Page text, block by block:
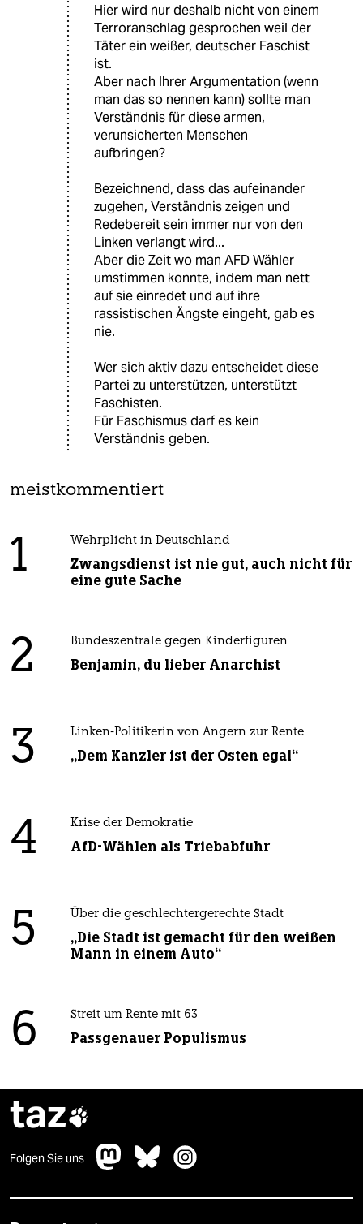
Hier wird nur deshalb nicht von einem
Terroranschlag gesprochen weil der
Täter ein weißer, deutscher Faschist
ist.
Aber nach Ihrer Argumentation (wenn
man das so nennen kann) sollte man
Verständnis für diese armen,
verunsicherten Menschen
aufbringen?
Bezeichnend, dass das aufeinander
zugehen, Verständnis zeigen und
Redebereit sein immer nur von den
Linken verlangt wird...
Aber die Zeit wo man AFD Wähler
umstimmen konnte, indem man nett
auf sie einredet und auf ihre
rassistischen Ängste eingeht, gab es
nie.
Wer sich aktiv dazu entscheidet diese
Partei zu unterstützen, unterstützt
Faschisten.
Für Faschismus darf es kein
Verständnis geben.
meistkommentiert
1 Wehrplicht in Deutschland
Zwangsdienst ist nie gut, auch nicht für
eine gute Sache
2 Bundeszentrale gegen Kinderfiguren
Benjamin, du lieber Anarchist
3 Linken-Politikerin von Angern zur Rente
„Dem Kanzler ist der Osten egal“
4 Krise der Demokratie
AfD-Wählen als Triebabfuhr
5 Über die geschlechtergerechte Stadt
„Die Stadt ist gemacht für den weißen
Mann in einem Auto“
6 Streit um Rente mit 63
Passgenauer Populismus
taz
Folgen Sie uns